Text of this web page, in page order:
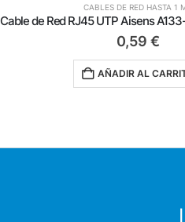
CABLES DE RED HASTA 1
0,59 €
AÑADIR AL